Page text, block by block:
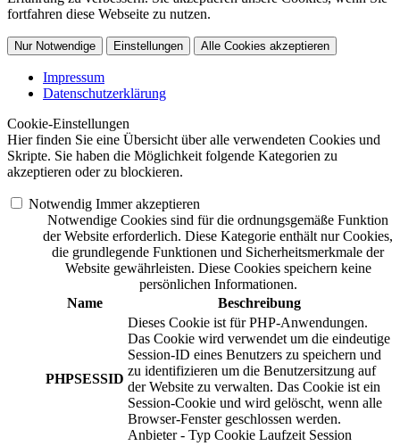
fortfahren diese Webseite zu nutzen.
Nur Notwendige Einstellungen Alle Cookies akzeptieren
Impressum
Datenschutzerklärung
Cookie-Einstellungen
Hier finden Sie eine Übersicht über alle verwendeten Cookies und
Skripte. Sie haben die Möglichkeit folgende Kategorien zu
akzeptieren oder zu blockieren.
Notwendig Immer akzeptieren
Notwendige Cookies sind für die ordnungsgemäße Funktion
der Website erforderlich. Diese Kategorie enthält nur Cookies,
die grundlegende Funktionen und Sicherheitsmerkmale der
Website gewährleisten. Diese Cookies speichern keine
persönlichen Informationen.
Name
Beschreibung
PHPSESSID
Dieses Cookie ist für PHP-Anwendungen.
Das Cookie wird verwendet um die eindeutige
Session-ID eines Benutzers zu speichern und
zu identifizieren um die Benutzersitzung auf
der Website zu verwalten. Das Cookie ist ein
Session-Cookie und wird gelöscht, wenn alle
Browser-Fenster geschlossen werden.
Anbieter - Typ Cookie Laufzeit Session